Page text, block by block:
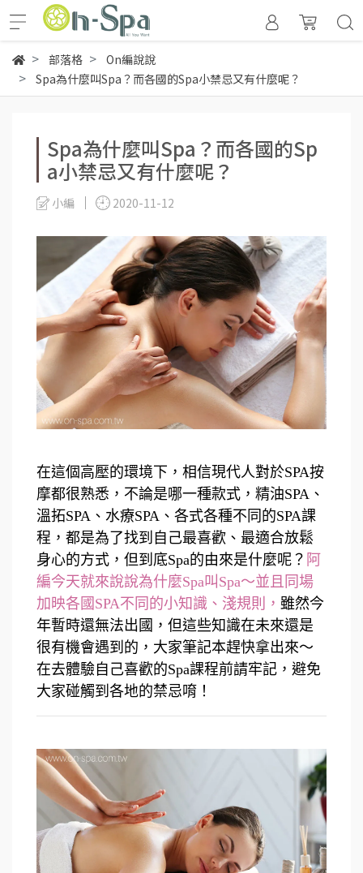
部落格
On編說說
Spa為什麼叫Spa？而各國的Spa小禁忌又有什麼呢？
Spa為什麼叫Spa？而各國的Sp
a小禁忌又有什麼呢？
小編 2020-11-12
在這個高壓的環境下，相信現代人對於SPA按
摩都很熟悉，不論是哪一種款式，精油SPA、
溫拓SPA、水療SPA、各式各種不同的SPA課
程，都是為了找到自己最喜歡、最適合放鬆
身心的方式，但到底Spa的由來是什麼呢？ 阿
編今天就來說說為什麼Spa叫Spa～並且同場
加映各國SPA不同的小知識、淺規則， 雖然今
年暫時還無法出國，但這些知識在未來還是
很有機會遇到的，大家筆記本趕快拿出來～
在去體驗自己喜歡的Spa課程前請牢記，避免
大家碰觸到各地的禁忌唷！